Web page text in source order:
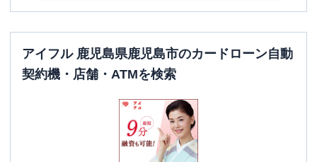
アイフル 鹿児島県鹿児島市のカードローン自動
契約機・店舗・ATMを検索